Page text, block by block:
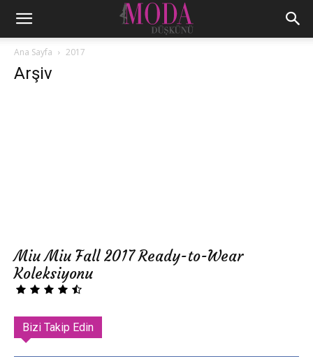
Ana Sayfa 2017
Arşiv
Miu Miu Fall 2017 Ready-to-Wear
Koleksiyonu
Bizi Takip Edin